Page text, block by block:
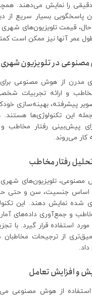
را نمایش می‌دهند.
پاسخگویی بسیار سریع از
در تلویزیون شهری
مدرن از هوش مصنوعی
مخاطب و ارائه تجربیات
پیشرفته، بهینه‌سازی
این تکنولوژی‌ها هستند.
پیش‌بینی رفتار مخاطب و
کار می‌روند.
رفتار مخاطب
مصنوعی، تلویزیون‌های شهری
جنسیت، سن و حتی
نمایش دهند. این
و جمع‌آوری داده‌های
مورد استفاده قرار گیرد. با
از ترجیحات مخاطبان
و افزایش تعامل
استفاده از هوش مصنوعی